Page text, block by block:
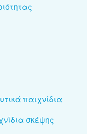
παιχνίδια
σκέψης